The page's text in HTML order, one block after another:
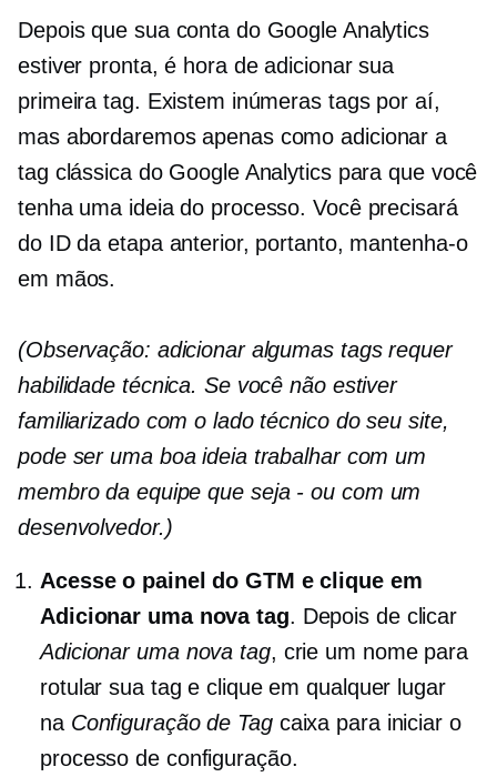
Depois que sua conta do Google Analytics
estiver pronta, é hora de adicionar sua
primeira tag. Existem inúmeras tags por aí,
mas abordaremos apenas como adicionar a
tag clássica do Google Analytics para que você
tenha uma ideia do processo. Você precisará
do ID da etapa anterior, portanto, mantenha-o
em mãos.
(Observação: adicionar algumas tags requer
habilidade técnica. Se você não estiver
familiarizado com o lado técnico do seu site,
pode ser uma boa ideia trabalhar com um
membro da equipe que seja - ou com um
desenvolvedor.)
Acesse o painel do GTM e clique em
Adicionar uma nova tag. Depois de clicar
Adicionar uma nova tag, crie um nome para
rotular sua tag e clique em qualquer lugar
na Configuração de Tagcaixa para iniciar o
processo de configuração.